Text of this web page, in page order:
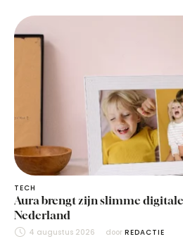
TECH
Aura brengt zijn slimme
Nederland
4 augustus 2026 door REDACTIE